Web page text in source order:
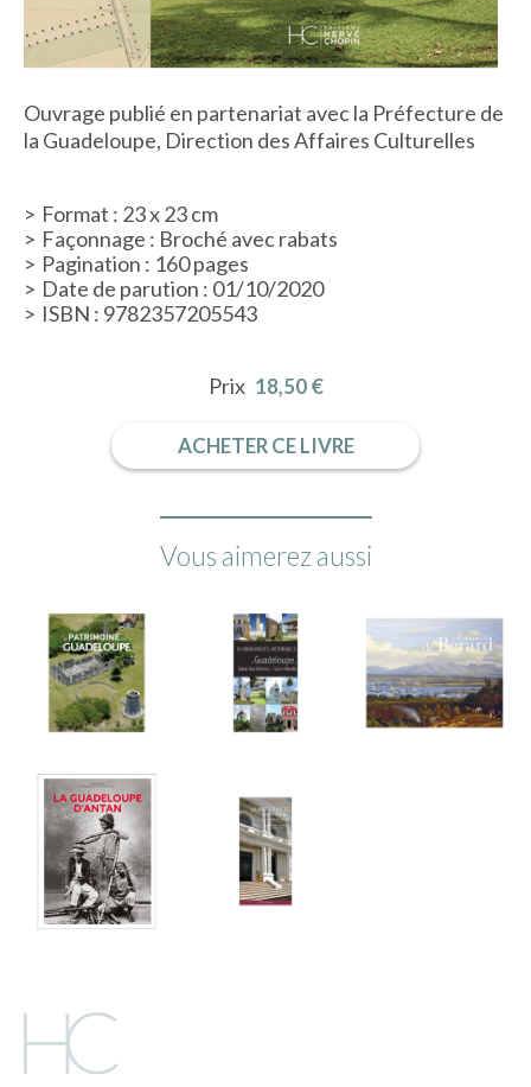
Ouvrage publié en partenariat avec la Préfecture de
la Guadeloupe, Direction des Affaires Culturelles
Format : 23 x 23 cm
Façonnage : Broché avec rabats
Pagination : 160 pages
Date de parution : 01/10/2020
ISBN : 9782357205543
Prix 18,50 €
ACHETER CE LIVRE
Vous aimerez aussi